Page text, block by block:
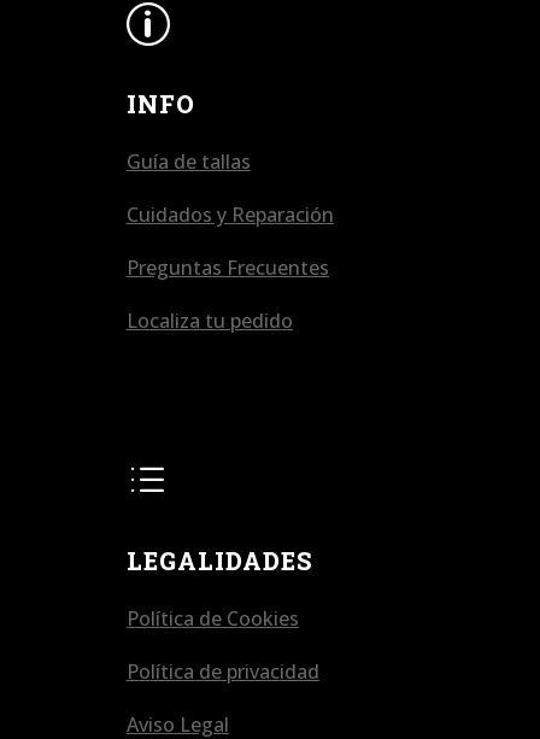
p
INFO
Guía de tallas
Cuidados y Reparación
Preguntas Frecuentes
Localiza tu pedido
d
LEGALIDADES
Política de Cookies
Política de privacidad
Aviso Legal